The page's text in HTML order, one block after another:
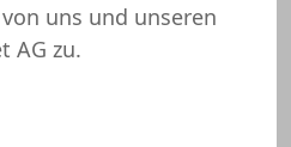
uns und unseren
AG zu.